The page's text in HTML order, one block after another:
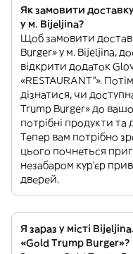
Як замовити
у м. Bijeljina?
Щоб замовити
Burger» у м. Bijeljina,
відкрити додаток
«RESTAURANT”».
дізнатися, чи
Trump Burger» до
потрібні продукти та
Тепер вам потрібно
цього почнеться
незабаром кур'єр
дверей.
Я зараз у місті
«Gold Trump Burger»?